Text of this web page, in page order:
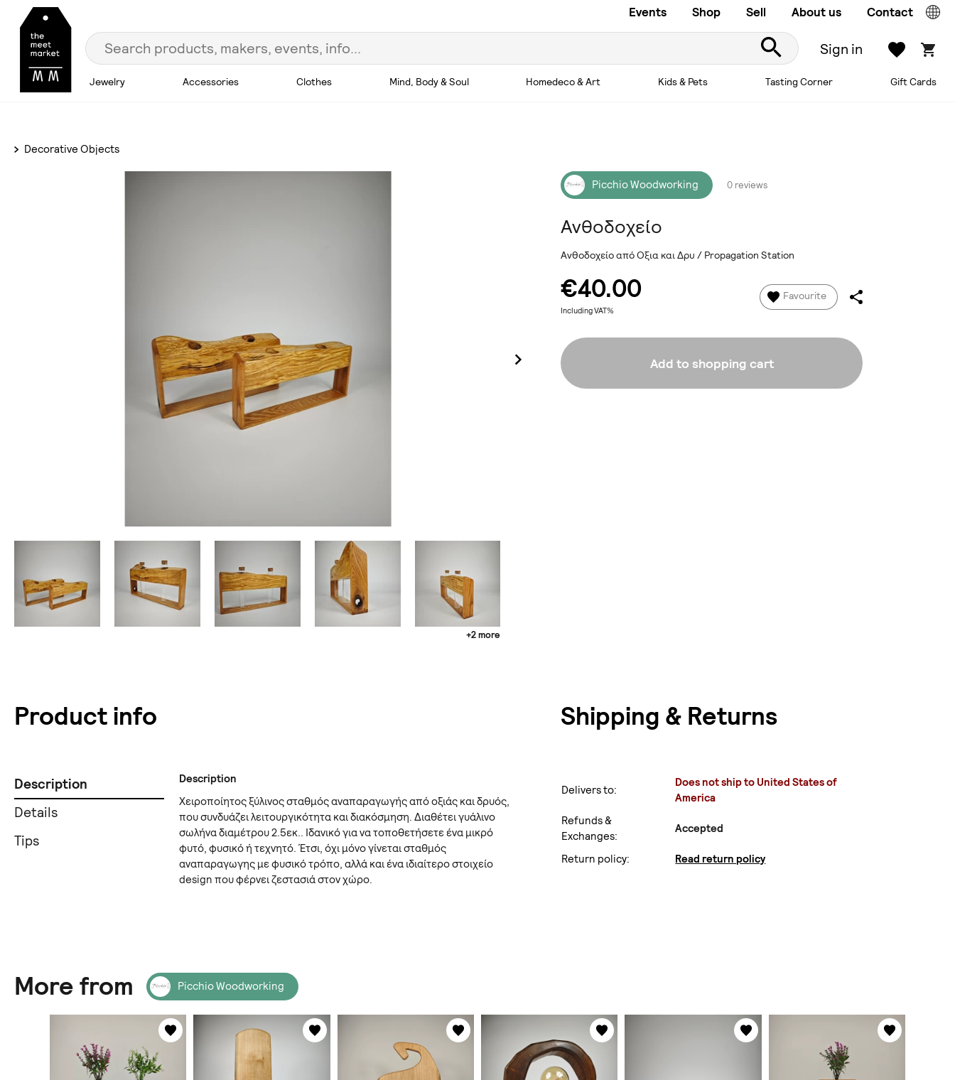
Events Shop Sell About us Contact
Sign in
Jewelry Accessories Clothes Mind, Body & Soul Homedeco & Art Kids & Pets Tasting Corner Gift Cards
Decorative Objects
+2 more
Picchio Woodworking 0 reviews
Ανθοδοχείο
Ανθοδοχείο από Οξια και Δρυ / Propagation Station
€40.00
Including VAT%
Favourite
Add to shopping cart
Product info
Description
Details
Tips
Description
Χειροποίητος ξύλινος σταθμός αναπαραγωγής από οξιάς και δρυός,
που συνδυάζει λειτουργικότητα και διακόσμηση. Διαθέτει γυάλινο
σωλήνα διαμέτρου 2.5εκ.. Ιδανικό για να τοποθετήσετε ένα μικρό
φυτό, φυσικό ή τεχνητό. Έτσι, όχι μόνο γίνεται σταθμός
αναπαραγωγης με φυσικό τρόπο, αλλά και ένα ιδιαίτερο στοιχείο
design που φέρνει ζεστασιά στον χώρο.
Shipping & Returns
Delivers to:
Does not ship to United States of
America
Refunds &
Exchanges:
Accepted
Return policy: Read return policy
More from Picchio Woodworking